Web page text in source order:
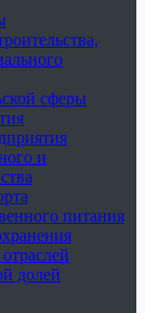
сферы
и
питания
долей